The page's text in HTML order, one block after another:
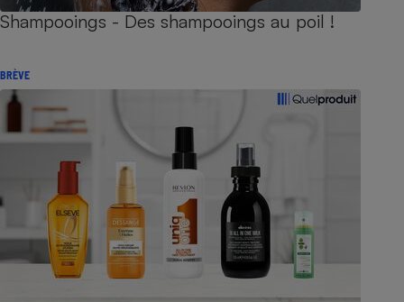
Shampooings - Des shampooings au poil !
BRÈVE